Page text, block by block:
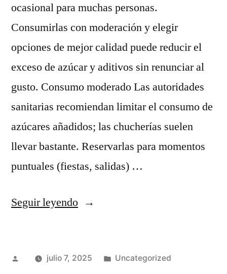
ocasional para muchas personas.
Consumirlas con moderación y elegir
opciones de mejor calidad puede reducir el
exceso de azúcar y aditivos sin renunciar al
gusto. Consumo moderado Las autoridades
sanitarias recomiendan limitar el consumo de
azúcares añadidos; las chucherías suelen
llevar bastante. Reservarlas para momentos
puntuales (fiestas, salidas) …
Seguir leyendo«Chucherías:
y
Publicadojulio 7, 2025
Publicado
Uncategorized